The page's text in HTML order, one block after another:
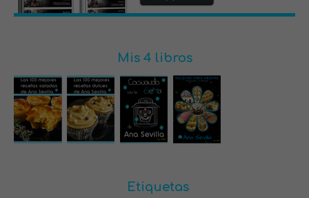
Mis 4 libros
Etiquetas